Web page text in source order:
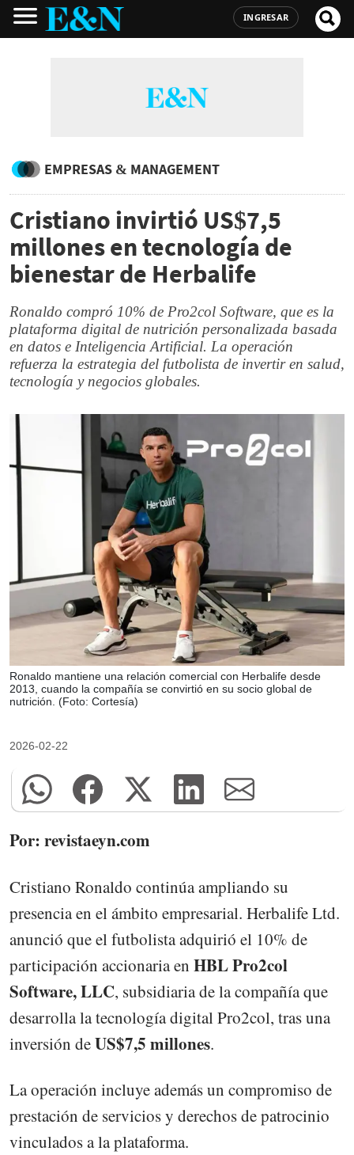
INGRESAR
EMPRESAS & MANAGEMENT
Cristiano invirtió US$7,5
millones en tecnología de
bienestar de Herbalife
Ronaldo compró 10% de Pro2col Software, que es la
plataforma digital de nutrición personalizada basada
en datos e Inteligencia Artificial. La operación
refuerza la estrategia del futbolista de invertir en salud,
tecnología y negocios globales.
Ronaldo mantiene una relación comercial con Herbalife desde
2013, cuando la compañía se convirtió en su socio global de
nutrición. (Foto: Cortesía)
2026-02-22
Por: revistaeyn.com
Cristiano Ronaldo continúa ampliando su
presencia en el ámbito empresarial. Herbalife Ltd.
anunció que el futbolista adquirió el 10% de
participación accionaria en HBL Pro2col
Software, LLC, subsidiaria de la compañía que
desarrolla la tecnología digital Pro2col, tras una
inversión deUS$7,5 millones.
La operación incluye además un compromiso de
prestación de servicios y derechos de patrocinio
vinculados a la plataforma.